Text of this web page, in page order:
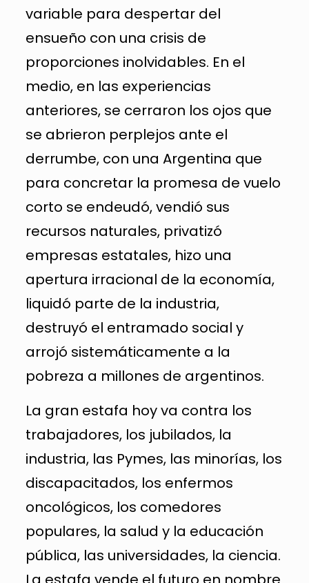
variable para despertar del
ensueño con una crisis de
proporciones inolvidables. En el
medio, en las experiencias
anteriores, se cerraron los ojos que
se abrieron perplejos ante el
derrumbe, con una Argentina que
para concretar la promesa de vuelo
corto se endeudó, vendió sus
recursos naturales, privatizó
empresas estatales, hizo una
apertura irracional de la economía,
liquidó parte de la industria,
destruyó el entramado social y
arrojó sistemáticamente a la
pobreza a millones de argentinos.
La gran estafa hoy va contra los
trabajadores, los jubilados, la
industria, las Pymes, las minorías, los
discapacitados, los enfermos
oncológicos, los comedores
populares, la salud y la educación
pública, las universidades, la ciencia.